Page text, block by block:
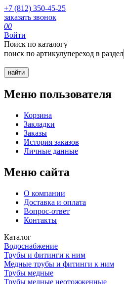
+7 (812) 350-45-25
заказать звонок
00
Войти
Поиск по каталогу
поиск по артикулупереход в раздел
Меню пользователя
Корзина
Закладки
Заказы
История заказов
Личные данные
Меню сайта
О компании
Доставка и оплата
Вопрос-ответ
Контакты
Каталог
Водоснабжение
Трубы и фитинги к ним
Медные трубы и фитинги к ним
Трубы медные
Трубы медные неотожженные